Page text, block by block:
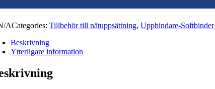
ACategories:Tillbehör till nätuppsättning,Uppbindare-Softbinder
Beskrivning
Ytterligare information